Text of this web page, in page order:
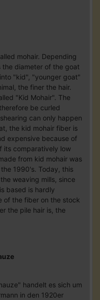
mohair. Depending
diameter of the goat
"kid", "younger goat"
the finer the hair.
"Kid Mohair". The
be curled
can only happen
the kid mohair fiber is
expensive because of
its comparatively low
from kid mohair was
1990's. Today, this
weaving mills, since
based is hardly
of the fiber on the stock
the pile hair is, the
handelt es sich um
in den 1920er